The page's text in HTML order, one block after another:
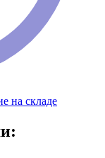
на складе